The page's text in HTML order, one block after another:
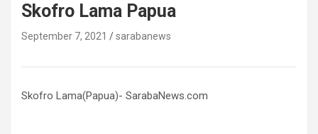
Skofro Lama Papua
September 7, 2021 sarabanews
Skofro Lama(Papua)- SarabaNews.com